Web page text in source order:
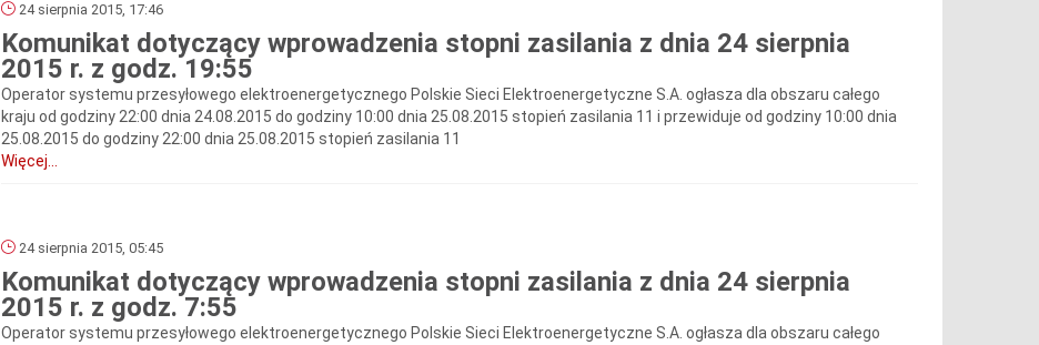
24 sierpnia 2015, 17:46
Komunikat dotyczący wprowadzenia stopni zasilania z dnia 24 sierpnia
2015 r. z godz. 19:55
Operator systemu przesyłowego elektroenergetycznego Polskie Sieci Elektroenergetyczne S.A. ogłasza dla obszaru całego
kraju od godziny 22:00 dnia 24.08.2015 do godziny 10:00 dnia 25.08.2015 stopień zasilania 11 i przewiduje od godziny 10:00 dnia
25.08.2015 do godziny 22:00 dnia 25.08.2015 stopień zasilania 11
Więcej...
24 sierpnia 2015, 05:45
Komunikat dotyczący wprowadzenia stopni zasilania z dnia 24 sierpnia
2015 r. z godz. 7:55
Operator systemu przesyłowego elektroenergetycznego Polskie Sieci Elektroenergetyczne S.A. ogłasza dla obszaru całego